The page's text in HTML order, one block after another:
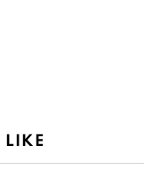
LIKE